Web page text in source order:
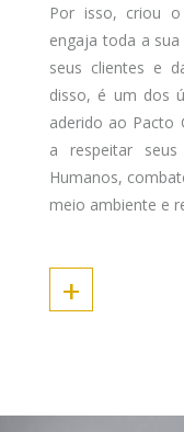
Por isso, criou
engaja toda a
seus clientes e
disso, é um dos
aderido ao Pacto
a respeitar
Humanos,
meio ambiente e
+